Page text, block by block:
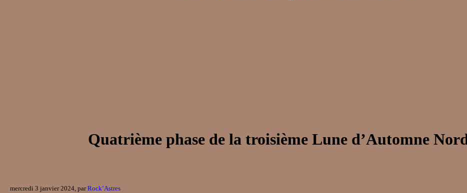
Quatrième phase de la troisième Lune d’Automne
mercredi 3 janvier 2024, parRock’Astres